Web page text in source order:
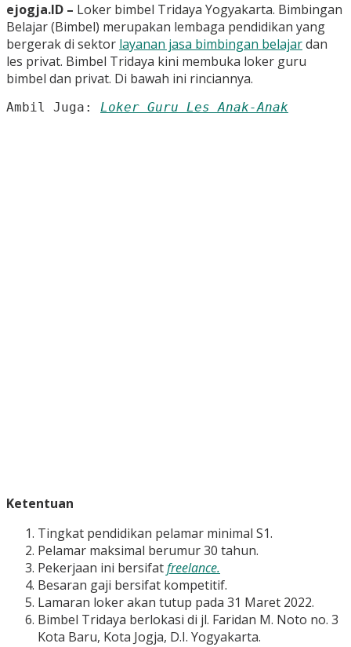
ejogja.ID – Loker bimbel Tridaya Yogyakarta. Bimbingan
Belajar (Bimbel) merupakan lembaga pendidikan yang
bergerak di sektor layanan jasa bimbingan belajardan
les privat. Bimbel Tridaya kini membuka loker guru
bimbel dan privat. Di bawah ini rinciannya.
Ambil Juga: Loker Guru Les Anak-Anak
Ketentuan
Tingkat pendidikan pelamar minimal S1.
Pelamar maksimal berumur 30 tahun.
Pekerjaan ini bersifatfreelance.
Besaran gaji bersifat kompetitif.
Lamaran loker akan tutup pada 31 Maret 2022.
Bimbel Tridaya berlokasi di jl. Faridan M. Noto no. 3
Kota Baru, Kota Jogja, D.I. Yogyakarta.